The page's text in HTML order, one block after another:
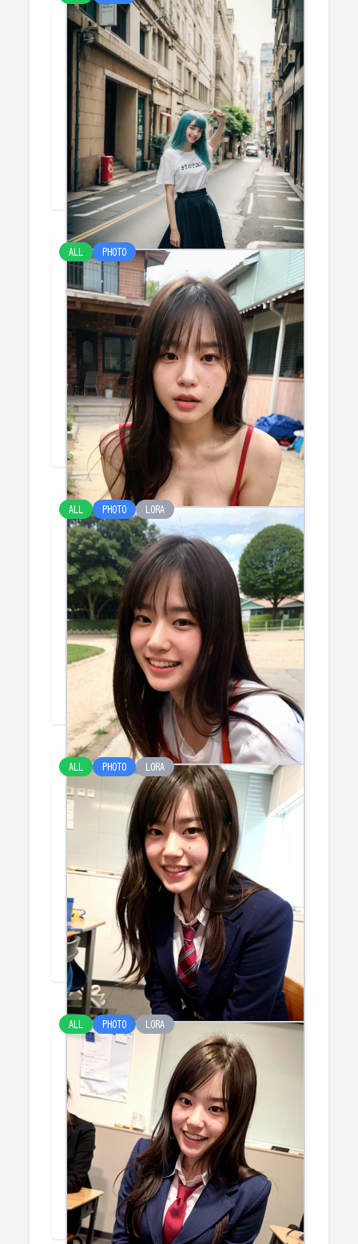
市街２
けみー
ALL PHOTO
海３
けみー
ALL PHOTO LORA
何か食べたい...
けみー
ALL PHOTO LORA
ねぇ模試の結...
けみー
ALL PHOTO LORA
学校で
けみー